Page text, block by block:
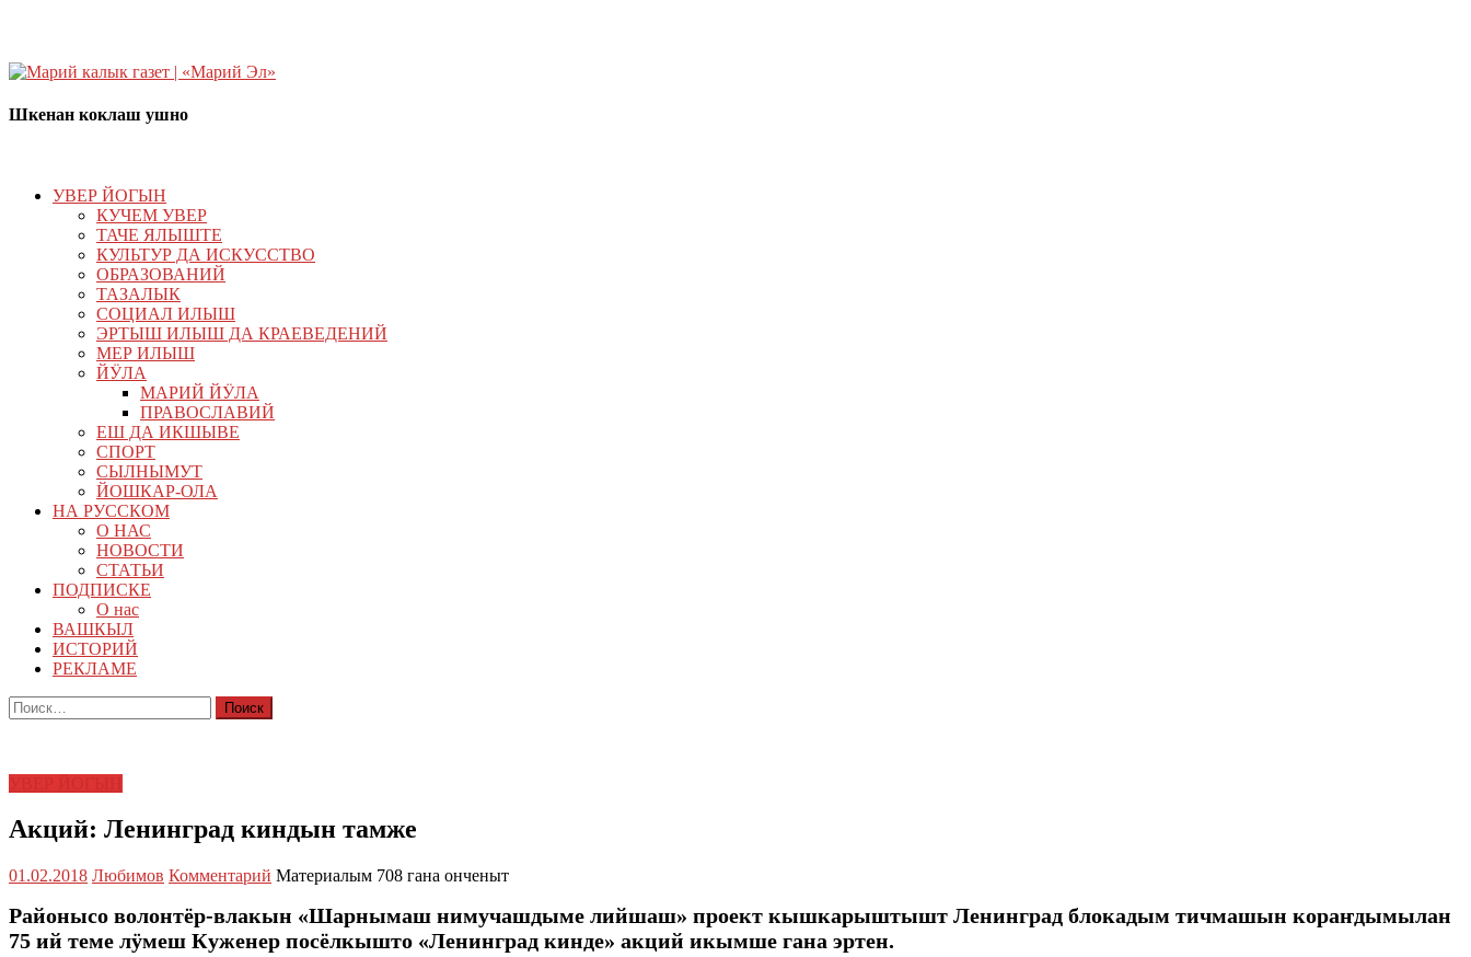
Шкенан коклаш ушно
УВЕР ЙОГЫН
КУЧЕМ УВЕР
ТАЧЕ ЯЛЫШТЕ
КУЛЬТУР ДА ИСКУССТВО
ОБРАЗОВАНИЙ
ТАЗАЛЫК
СОЦИАЛ ИЛЫШ
ЭРТЫШ ИЛЫШ ДА КРАЕВЕДЕНИЙ
МЕР ИЛЫШ
ЙӰЛА
МАРИЙ ЙӰЛА
ПРАВОСЛАВИЙ
ЕШ ДА ИКШЫВЕ
СПОРТ
СЫЛНЫМУТ
ЙОШКАР-ОЛА
НА РУССКОМ
О НАС
НОВОСТИ
СТАТЬИ
ПОДПИСКЕ
О нас
ВАШКЫЛ
ИСТОРИЙ
РЕКЛАМЕ
Найти:
Акций: Ленинград киндын тамже
01.02.2018 Любимов Комментарий Материалым 708 гана онченыт
Районысо волонтёр-влакын «Шарнымаш нимучашдыме лийшаш» проект кышкарыштышт Ленинград блокадым тичмашын кораҥдымылан
75 ий теме лӱмеш Куженер посёлкышто «Ленинград кинде» акций икымше гана эртен.